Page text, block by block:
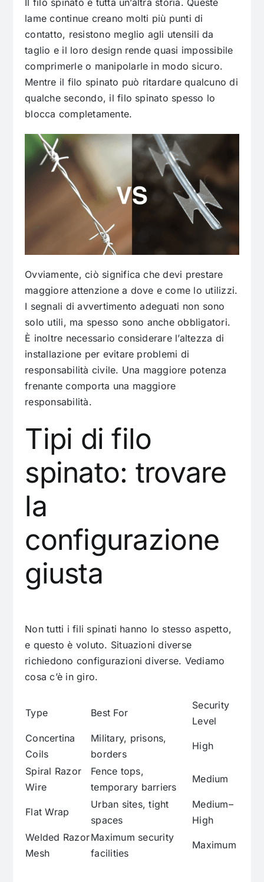
Il filo spinato è tutta un’altra storia. Queste
lame continue creano molti più punti di
contatto, resistono meglio agli utensili da
taglio e il loro design rende quasi impossibile
comprimerle o manipolarle in modo sicuro.
Mentre il filo spinato può ritardare qualcuno di
qualche secondo, il filo spinato spesso lo
blocca completamente.
Ovviamente, ciò significa che devi prestare
maggiore attenzione a dove e come lo utilizzi.
I segnali di avvertimento adeguati non sono
solo utili, ma spesso sono anche obbligatori.
È inoltre necessario considerare l’altezza di
installazione per evitare problemi di
responsabilità civile. Una maggiore potenza
frenante comporta una maggiore
responsabilità.
Tipi di filo
spinato: trovare
la
configurazione
giusta
Non tutti i fili spinati hanno lo stesso aspetto,
e questo è voluto. Situazioni diverse
richiedono configurazioni diverse. Vediamo
cosa c’è in giro.
Type Best For
Security
Level
Concertina
Coils
Military, prisons,
borders
High
Spiral Razor
Wire
Fence tops,
temporary barriers
Medium
Flat Wrap
Urban sites, tight
spaces
Medium–
High
Welded Razor
Mesh
Maximum security
facilities
Maximum